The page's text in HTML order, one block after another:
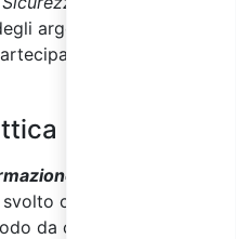
argomenti
in formato
sulla
con metodo
da coinvolgere gli